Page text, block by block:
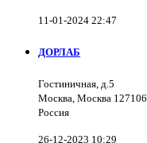
11-01-2024 22:47
ДОРЛАБ
Гостиничная, д.5
Москва, Москва 127106
Россия
26-12-2023 10:29